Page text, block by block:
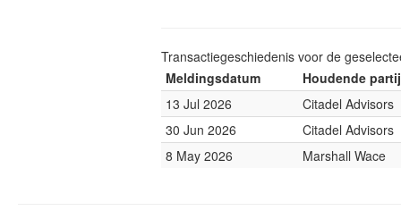
Transactiegeschiedenis voor de
Meldingsdatum
Houdende partij
13 Jul 2026
Citadel Advisors
30 Jun 2026
Citadel Advisors
8 May 2026
Marshall Wace